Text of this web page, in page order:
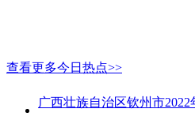
查看更多今日热点>>